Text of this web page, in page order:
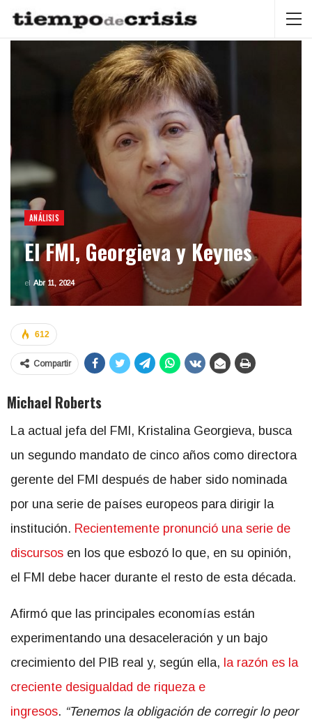
ANÁLISIS
El FMI, Georgieva y Keynes
el Abr 11, 2024
612
Compartir
Michael Roberts
La actual jefa del FMI, Kristalina Georgieva, busca
un segundo mandato de cinco años como directora
gerente del FMI después de haber sido nominada
por una serie de países europeos para dirigir la
institución. Recientemente pronunció una serie de
discursos en los que esbozó lo que, en su opinión,
el FMI debe hacer durante el resto de esta década.
Afirmó que las principales economías están
experimentando una desaceleración y un bajo
crecimiento del PIB real y, según ella, la razón es la
creciente desigualdad de riqueza e
ingresos. “Tenemos la obligación de corregir lo peor